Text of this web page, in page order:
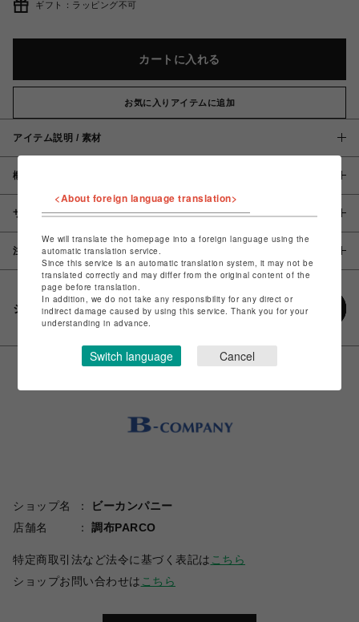
ギフト：ラッピング不可
カートに入れる
お気に入りアイテムに追加
アイテム説明 / 素材
概要
サイズ
注意事項
シェアする
ショップ名
ビーカンパニー
店舗名
調布PARCO
特定商取引法など法令に基づく表記は こちら
ショップお問い合わせは こちら
<About foreign language translation>
We will translate the homepage into a foreign language using the
automatic translation service.
Since this service is an automatic translation system, it may not be
translated correctly and may differ from the original content of the
page before translation.
In addition, we do not take any responsibility for any direct or
indirect damage caused by using this service. Thank you for your
understanding in advance.
Switch language Cancel